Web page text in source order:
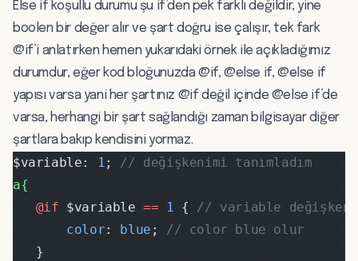
Else if koşullu durumu şu if’den pek farklı değildir, yine
boolen bir değer alır ve şart doğru ise çalışır, tek fark
@if’i anlatırken hemen yukarıdaki örnek ile açıkladığımız
durumdur, eğer kod bloğunuzda @if, @else if, @else if
yapısı varsa yani her şartınız @if değil içinde @else if’de
varsa, herhangi bir şart sağlandığı zaman bilgisayar diğer
şartlara bakıp kendisini yormaz.
$variable: 1; // değişkenimi tanımladım
a{
   @if
$variable == 1 { // variable
       color
: blue ; // color blue olur
   }